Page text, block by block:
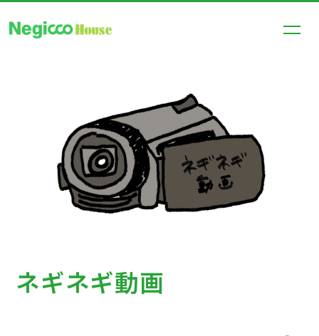
HOME
NEWS
SCHEDULE
PROFILE
DISCOGRAPHY
ネギネギ動画